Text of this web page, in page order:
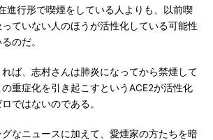
進行形で喫煙をしている人よりも、以前喫
ていない人のほうが活性化している可能性
のだ。
ば、志村さんは肺炎になってから禁煙して
重症化を引き起こすというACE2が活性化
ではないのである。
なニュースに加えて、愛煙家の方たちを暗